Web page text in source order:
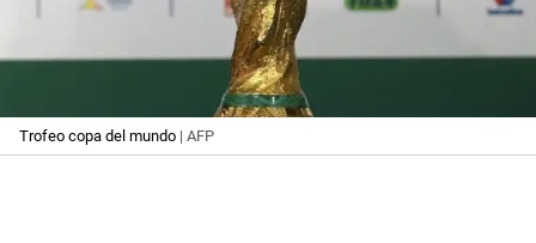
Trofeo copa del mundo | AFP